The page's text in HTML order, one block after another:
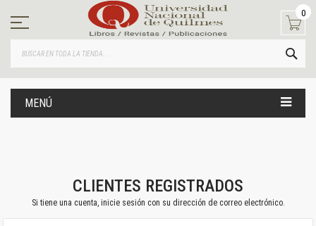
contenido
0
MENÚ
CLIENTES REGISTRADOS
Si tiene una cuenta, inicie sesión con su dirección de correo electrónico.